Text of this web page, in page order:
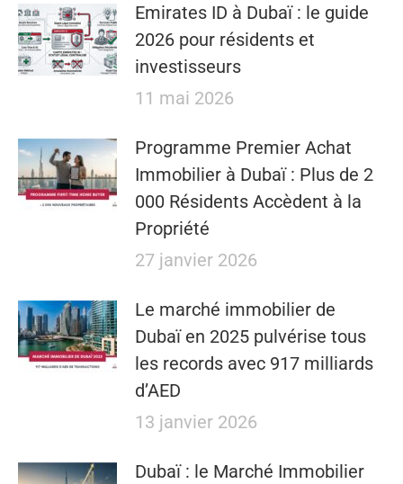
Emirates ID à Dubaï : le guide
2026 pour résidents et
investisseurs
11 mai 2026
​​Programme Premier Achat
Immobilier à Dubaï : Plus de 2
000 Résidents Accèdent à la
Propriété
27 janvier 2026
Le marché immobilier de
Dubaï en 2025 pulvérise tous
les records avec 917 milliards
d’AED
13 janvier 2026
Dubaï : le Marché Immobilier